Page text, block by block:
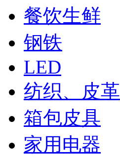
餐饮生鲜
钢铁
LED
纺织、皮革
箱包皮具
家用电器